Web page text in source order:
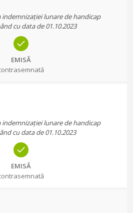
lunare de handicap
cu data de 01.10.2023
EMISĂ
lunare de handicap
cu data de 01.10.2023
EMISĂ